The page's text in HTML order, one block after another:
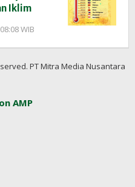
Iklim
WIB
InfoSAWIT
PT Mitra Media Nusantara
AMP